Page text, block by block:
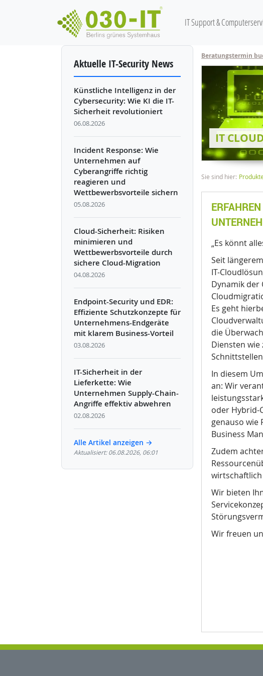
Direkt zum Inhalt
Hauptnavigation
IT Support &
Aktuelle IT-Security News
Künstliche Intelligenz in der
Cybersecurity: Wie KI die IT-
Sicherheit revolutioniert
06.08.2026
Incident Response: Wie
Unternehmen auf
Cyberangriffe richtig
reagieren und
Wettbewerbsvorteile sichern
05.08.2026
Cloud-Sicherheit: Risiken
minimieren und
Wettbewerbsvorteile durch
sichere Cloud-Migration
04.08.2026
Endpoint-Security und EDR:
Effiziente Schutzkonzepte für
Unternehmens-Endgeräte
mit klarem Business-Vorteil
03.08.2026
IT-Sicherheit in der
Lieferkette: Wie
Unternehmen Supply-Chain-
Angriffe effektiv abwehren
02.08.2026
Alle Artikel anzeigen →
Aktualisiert: 06.08.2026, 06:01
Beratungstermin
IT
Pfadnavigation
Sie sind hier:
„Es könnt
Seit
IT-
Dynamik der
Es geht
die
Diensten wie
In diesem
an: Wir
oder Hybrid-
genauso wie
Business
Zudem
Wir bieten
Wir freuen